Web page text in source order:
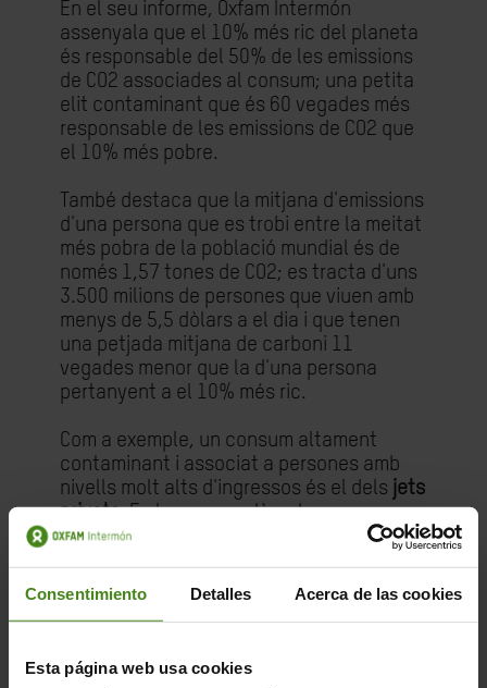
Consentimiento Detalles Acerca de las cookies
Esta página web usa cookies
En el seu informe, Oxfam Intermón
assenyala que el 10% més ric del planeta
és responsable del 50% de les emissions
de CO2 associades al consum; una petita
elit contaminant que és 60 vegades més
responsable de les emissions de CO2 que
el 10% més pobre.
També destaca que la mitjana d'emissions
d'una persona que es trobi entre la meitat
més pobra de la població mundial és de
només 1,57 tones de CO2; es tracta d'uns
3.500 milions de persones que viuen amb
menys de 5,5 dòlars a el dia i que tenen
una petjada mitjana de carboni 11
vegades menor que la d'una persona
pertanyent a el 10% més ric.
Com a exemple, un consum altament
contaminant i associat a persones amb
nivells molt alts d'ingressos és el dels jets
privats. En la propera dècada,
multinacionals i súper rics hauran adquirit
passatger en
cada vol d'aquests nous jets